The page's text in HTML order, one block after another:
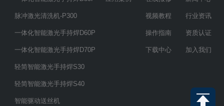
脉冲激光清洗机-P300
一体化智能激光手持焊D60P
一体化智能激光手持焊D70P
轻简智能激光手持焊S30
轻简智能激光手持焊S40
智能驱动送丝机
视频教程
操作指南
下载中心
行业资讯
资质认证
加入我们